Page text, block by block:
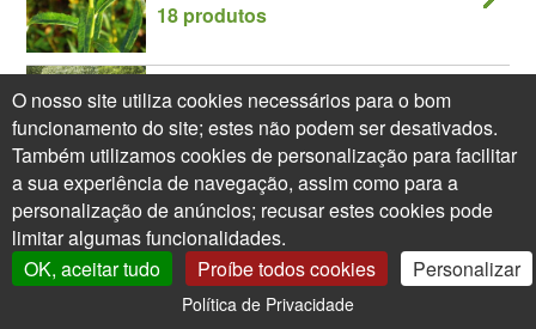
18 produtos
Vegetação rípicola
83 produtos
Árvores XXL
O nosso site utiliza cookies necessários para o bom
funcionamento do site; estes não podem ser desativados.
Também utilizamos cookies de personalização para facilitar
a sua experiência de navegação, assim como para a
personalização de anúncios; recusar estes cookies pode
limitar algumas funcionalidades.
OK, aceitar tudo
Proíbe todos cookies Personalizar
Política de Privacidade